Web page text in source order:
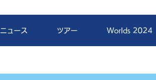
ニュース ツアー Worlds 2024